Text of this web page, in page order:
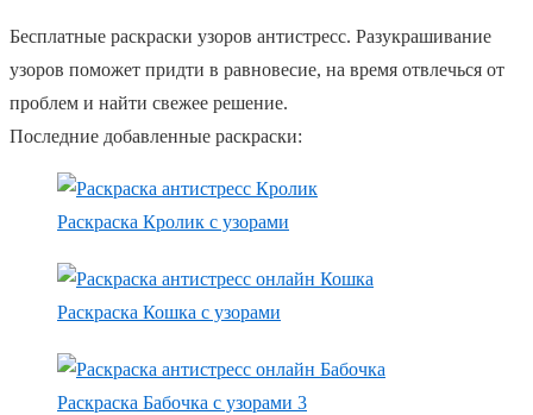
Бесплатные раскраски узоров антистресс. Разукрашивание
узоров поможет придти в равновесие, на время отвлечься от
проблем и найти свежее решение.
Последние добавленные раскраски:
Раскраска Кролик с узорами
Раскраска Кошка с узорами
Раскраска Бабочка с узорами 3